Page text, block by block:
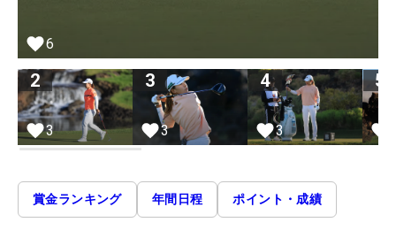
6
2
3
3
3
4
3
5
賞金ランキング 年間日程 ポイント・成績